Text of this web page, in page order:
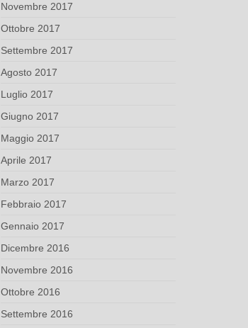
Novembre 2017
Ottobre 2017
Settembre 2017
Agosto 2017
Luglio 2017
Giugno 2017
Maggio 2017
Aprile 2017
Marzo 2017
Febbraio 2017
Gennaio 2017
Dicembre 2016
Novembre 2016
Ottobre 2016
Settembre 2016